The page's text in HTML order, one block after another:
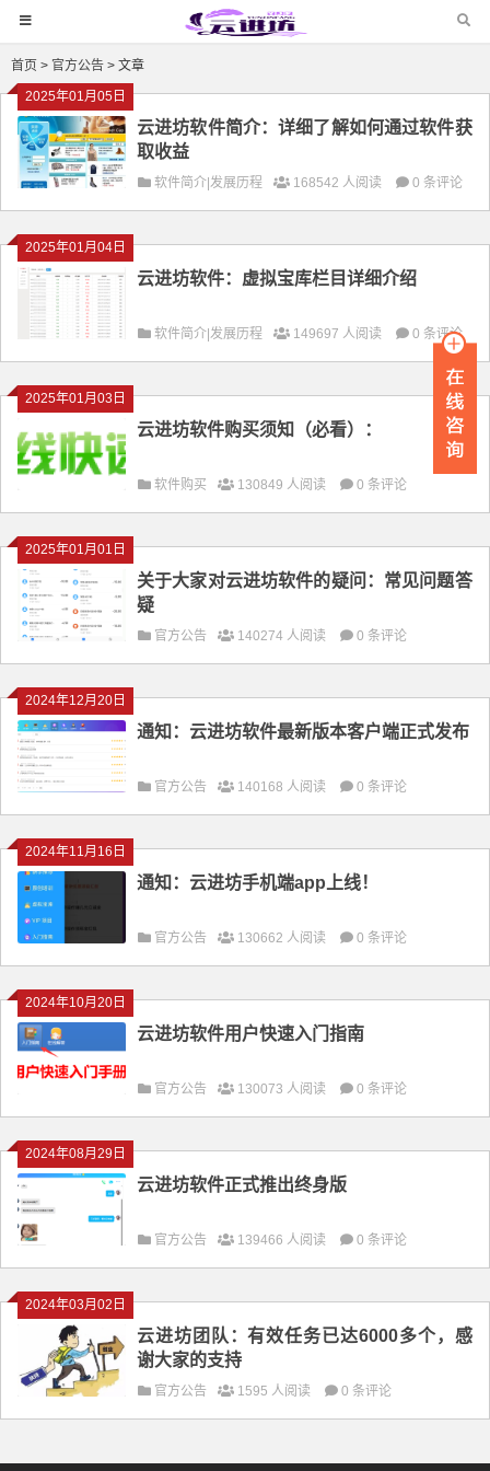
首页 > 官方公告 > 文章
2025年01月05日
云进坊软件简介：详细了解如何通过软件获
取收益
软件简介|发展历程 168542 人阅读 0 条评论
2025年01月04日
云进坊软件：虚拟宝库栏目详细介绍
软件简介|发展历程 149697 人阅读 0 条评论
2025年01月03日
云进坊软件购买须知（必看）：
软件购买 130849 人阅读 0 条评论
2025年01月01日
关于大家对云进坊软件的疑问：常见问题答
疑
官方公告 140274 人阅读 0 条评论
2024年12月20日
通知：云进坊软件最新版本客户端正式发布
官方公告 140168 人阅读 0 条评论
2024年11月16日
通知：云进坊手机端app上线！
官方公告 130662 人阅读 0 条评论
2024年10月20日
云进坊软件用户快速入门指南
官方公告 130073 人阅读 0 条评论
2024年08月29日
云进坊软件正式推出终身版
官方公告 139466 人阅读 0 条评论
2024年03月02日
云进坊团队：有效任务已达6000多个，感
谢大家的支持
官方公告 1595 人阅读 0 条评论